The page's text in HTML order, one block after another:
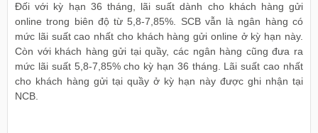
Đối với kỳ hạn 36 tháng, lãi suất dành cho khách hàng gửi
online trong biên độ từ 5,8-7,85%. SCB vẫn là ngân hàng có
mức lãi suất cao nhất cho khách hàng gửi online ở kỳ hạn này.
Còn với khách hàng gửi tại quầy, các ngân hàng cũng đưa ra
mức lãi suất 5,8-7,85% cho kỳ hạn 36 tháng. Lãi suất cao nhất
cho khách hàng gửi tại quầy ở kỳ hạn này được ghi nhận tại
NCB.